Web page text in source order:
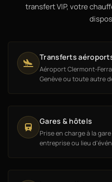
transfert VIP, votre
Transferts
Aéroport Clermont-
Genève ou toute autre
Gares & hôtels
Prise en charge à la
entreprise ou lieu